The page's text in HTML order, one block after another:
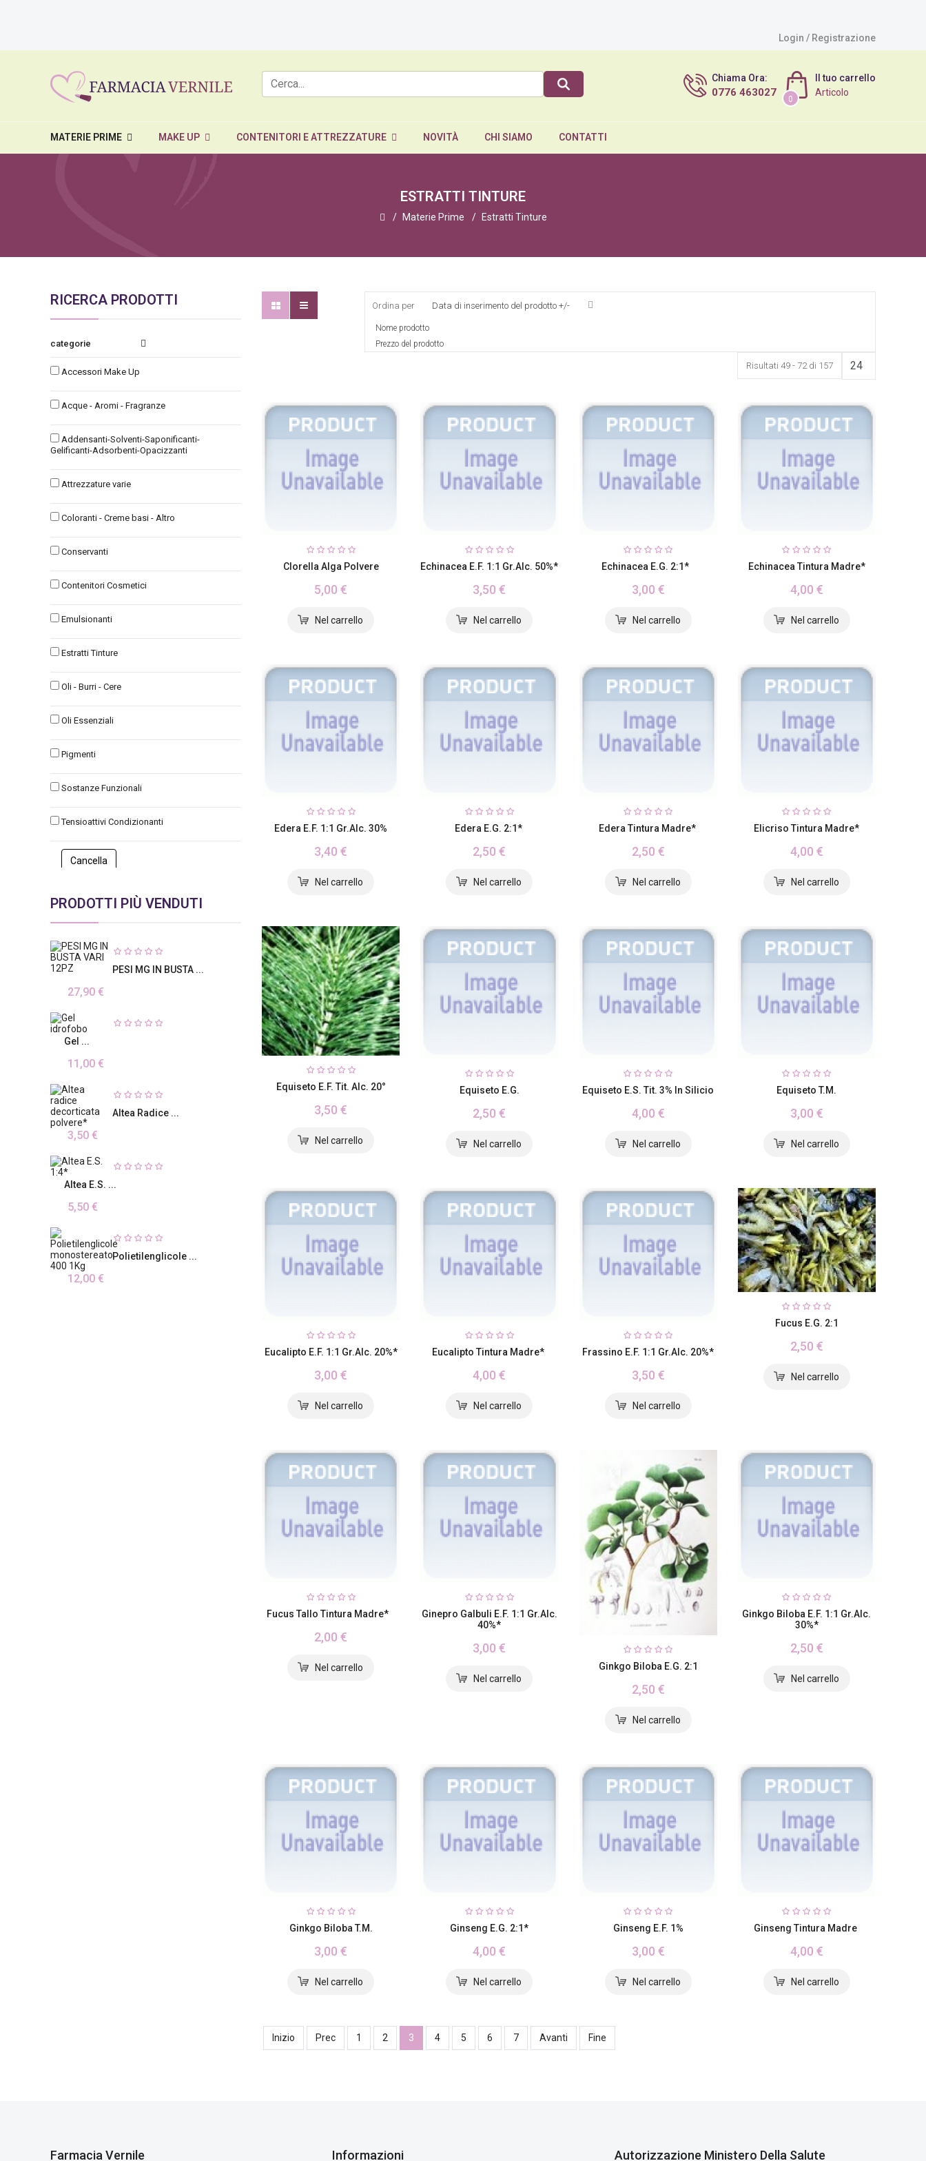
Login / Registrazione
Il tuo carrello
0
Articolo
Chiama Ora:
0776 463027
MATERIE PRIME MAKE UP CONTENITORI E ATTREZZATURE NOVITÀ CHI SIAMO CONTATTI
ESTRATTI TINTURE
Materie Prime Estratti Tinture
RICERCA PRODOTTI
Accessori Make Up
Acque - Aromi - Fragranze
Addensanti-Solventi-Saponificanti-
Gelificanti-Adsorbenti-Opacizzanti
Attrezzature varie
Coloranti - Creme basi - Altro
Conservanti
Contenitori Cosmetici
Emulsionanti
Estratti Tinture
Oli - Burri - Cere
Oli Essenziali
Pigmenti
Sostanze Funzionali
Tensioattivi Condizionanti
PRODOTTI PIÙ VENDUTI
PESI MG IN BUSTA ...
27,90 €
Gel ...
11,00 €
Altea Radice ...
3,50 €
Altea E.S. ...
5,50 €
Polietilenglicole ...
12,00 €
Ordina per Data di inserimento del prodotto +/-
Nome prodotto
Prezzo del prodotto
Risultati 49 - 72 di 157
Clorella Alga Polvere
5,00 €
Echinacea E.F. 1:1 Gr.alc. 50%*
3,50 €
Echinacea E.G. 2:1*
3,00 €
Echinacea Tintura Madre*
4,00 €
Edera E.F. 1:1 Gr.alc. 30%
3,40 €
Edera E.G. 2:1*
2,50 €
Edera Tintura Madre*
2,50 €
Elicriso Tintura Madre*
4,00 €
Equiseto E.F. Tit. Alc. 20°
3,50 €
Equiseto E.G.
2,50 €
Equiseto E.S. Tit. 3% In Silicio
4,00 €
Equiseto T.M.
3,00 €
Eucalipto E.F. 1:1 Gr.alc. 20%*
3,00 €
Eucalipto Tintura Madre*
4,00 €
Frassino E.F. 1:1 Gr.alc. 20%*
3,50 €
Fucus E.G. 2:1
2,50 €
Fucus Tallo Tintura Madre*
2,00 €
Ginepro Galbuli E.F. 1:1 Gr.alc.
40%*
3,00 €
Ginkgo Biloba E.G. 2:1
2,50 €
Ginkgo Biloba E.F. 1:1 Gr.alc.
30%*
2,50 €
Ginkgo Biloba T.M.
3,00 €
Ginseng E.G. 2:1*
4,00 €
Ginseng E.F. 1%
3,00 €
Ginseng Tintura Madre
4,00 €
Inizio Prec 1 2 3 4 5 6 7 Avanti Fine
Farmacia Vernile Informazioni Autorizzazione Ministero Della Salute